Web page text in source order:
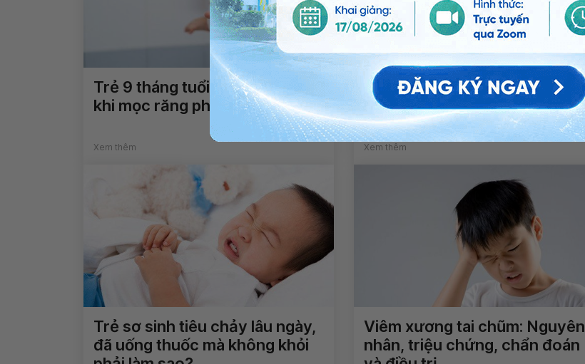
Trẻ 9 tháng tuổi bị tiêu chảy
khi mọc răng phải làm sao?
Xem thêm
Đau bụng kèm nôn, bạch cầu
tăng cao là dấu hiệu bệnh gì?
Xem thêm
Trẻ sơ sinh tiêu chảy lâu ngày,
đã uống thuốc mà không khỏi
Viêm xương tai chũm: Nguyên
nhân, triệu chứng, chẩn đoán